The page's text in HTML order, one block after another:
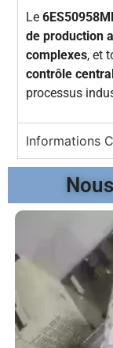
Le
de production
complexes, et
contrôle
processus
Informations